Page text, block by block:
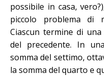
possibile in casa,
piccolo problema di
Ciascun termine di
del precedente. In
somma del settimo,
la somma del quarto e